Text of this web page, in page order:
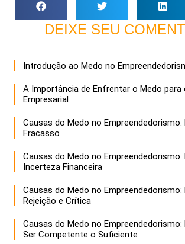
DEIXE SEU
Introdução ao Medo no
A Importância de Enfrentar o Medo para
Empresarial
Causas do Medo no Empreendedorismo:
Fracasso
Causas do Medo no Empreendedorismo:
Incerteza Financeira
Causas do Medo no Empreendedorismo:
Rejeição e Crítica
Causas do Medo no Empreendedorismo:
Ser Competente o Suficiente